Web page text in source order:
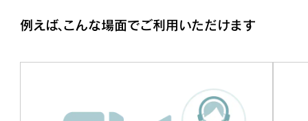
例えば、こんな場面でご利用いただけます